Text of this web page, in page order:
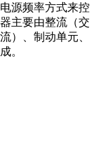
源频率方式来控
主要由整流（交
）、制动单元、
。